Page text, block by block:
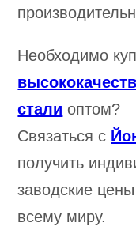
Необходимо
стали оптом?
Связаться с
получить
заводские
всему миру.